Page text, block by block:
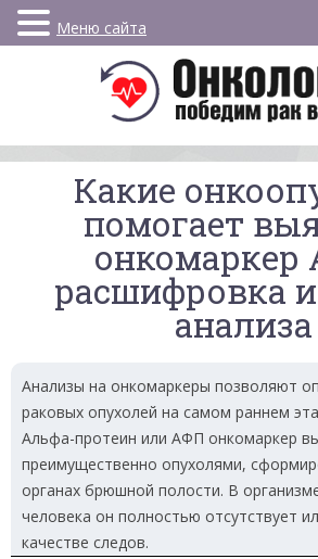
Какие
помогает
онкомаркер
расшифровка
анализа
Анализы на онкомаркеры позволяют
раковых опухолей на самом раннем
Альфа-протеин или АФП онкомаркер
преимущественно опухолями,
органах брюшной полости. В
человека он полностью отсутствует
качестве следов.
Меню сайта